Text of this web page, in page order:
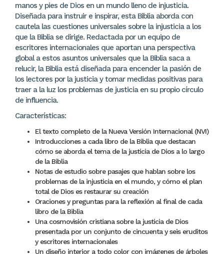
manos y pies de Dios en un mundo lleno de injusticia.
Diseñada para instruir e inspirar, esta Biblia aborda con
cautela las cuestiones universales sobre la injusticia a los
que la Biblia se dirige. Redactada por un equipo de
escritores internacionales que aportan una perspectiva
global a estos asuntos universales que la Biblia saca a
relucir, la Biblia está diseñada para encender la pasión de
los lectores por la justicia y tomar medidas positivas para
traer a la luz los problemas de justicia en su propio círculo
de influencia.
Características:
El texto completo de la Nueva Versión Internacional (NVI)
Introducciones a cada libro de la Biblia que destacan
cómo se aborda el tema de la justicia de Dios a lo largo
de la Biblia
Notas de estudio sobre pasajes que hablan sobre los
problemas de la injusticia en el mundo, y cómo el plan
total de Dios es restaurar su creación
Oraciones y preguntas para la reflexión al final de cada
libro de la Biblia
Una cosmovisión cristiana sobre la justicia de Dios
presentada por un conjunto de cincuenta y seis eruditos
y escritores internacionales
Un diseño interior a todo color con imágenes de árboles